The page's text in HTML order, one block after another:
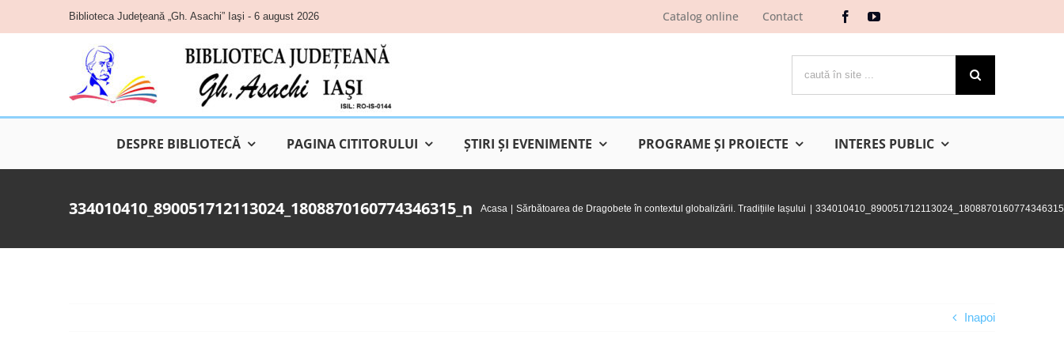
content
Biblioteca Judeţeană „Gh. Asachi” Iaşi - 6 august 2026 Catalog online Contact
DESPRE BIBLIOTECĂ PAGINA CITITORULUI ŞTIRI ŞI EVENIMENTE PROGRAME ŞI PROIECTE INTERES PUBLIC
334010410_890051712113024_1808870160774346315_n Acasa Sărbătoarea de Dragobete în contextul globalizării. Tradițiile Iașului
Inapoi